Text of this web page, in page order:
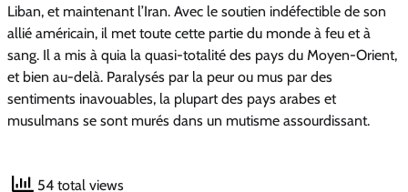
Liban, et maintenant l’Iran. Avec le soutien indéfectible de son
allié américain, il met toute cette partie du monde à feu et à
sang. Il a mis à quia la quasi-totalité des pays du Moyen-Orient,
et bien au-delà. Paralysés par la peur ou mus par des
sentiments inavouables, la plupart des pays arabes et
musulmans se sont murés dans un mutisme assourdissant.
54 total views